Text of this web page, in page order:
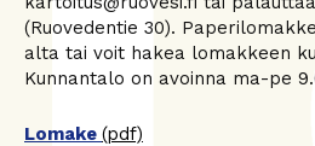
(Ruovedentie 30).
alta tai voit hakea lomakkeen
Kunnantalo on avoinna ma-pe
Lomake (pdf)